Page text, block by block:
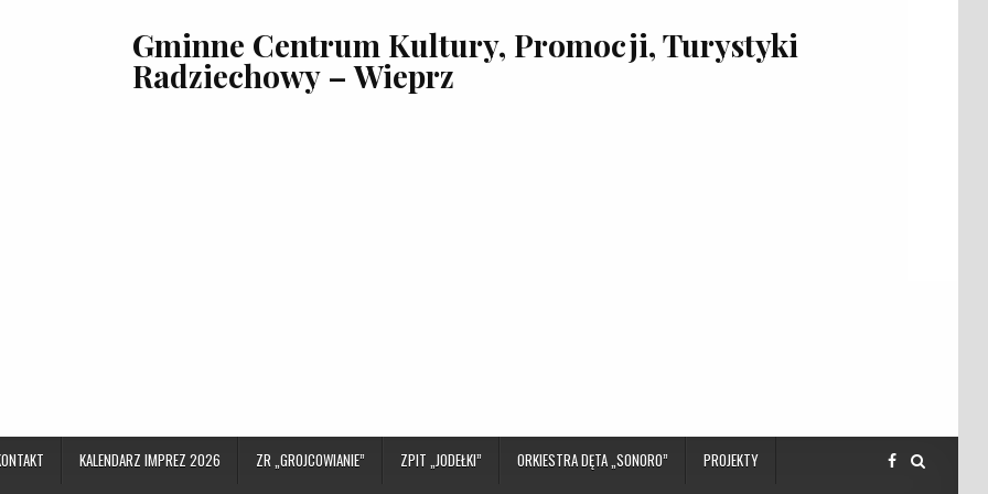
Gminne Centrum Kultury, Promocji, Turystyki
Radziechowy – Wieprz
KALENDARZ IMPREZ 2026 ZR „GROJCOWIANIE” ZPIT „JODEŁKI” ORKIESTRA DĘTA „SONORO” PROJEKTY